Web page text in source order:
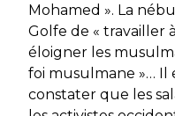
Mohamed ». La
Golfe de « travailler
éloigner les
foi musulmane »… Il
constater que les